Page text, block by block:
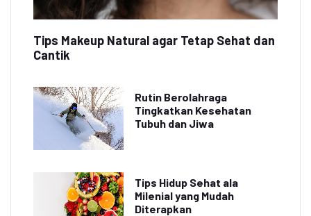
Tips Makeup Natural agar Tetap Sehat dan
Cantik
Rutin Berolahraga
Tingkatkan Kesehatan
Tubuh dan Jiwa
Tips Hidup Sehat ala
Milenial yang Mudah
Diterapkan